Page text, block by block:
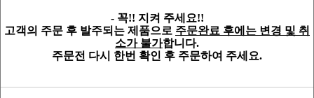
- 꼭!! 지켜 주세요!!
고객의 주문 후 발주되는 제품으로 주문완료 후에는 변경 및 취
소가 불가합니다.
주문전 다시 한번 확인 후 주문하여 주세요.